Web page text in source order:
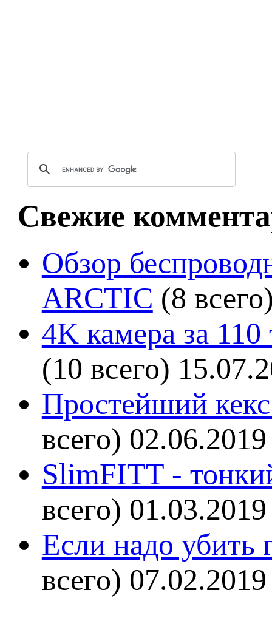
Свежие
Обзор
ARCTIC (8
4K камера за
(10 всего)
Простейший кекс
всего) 02.06.2019
SlimFITT -
всего) 01.03.2019
Если надо убить
всего) 07.02.2019